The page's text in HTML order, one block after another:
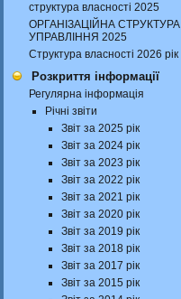
структура власності 2025
ОРГАНІЗАЦІЙНА СТРУКТУРА
УПРАВЛІННЯ 2025
Структура власності 2026 рік
Розкриття інформації
Регулярна інформація
Річні звіти
Звіт за 2025 рік
Звіт за 2024 рік
Звіт за 2023 рік
Звіт за 2022 рік
Звіт за 2021 рік
Звіт за 2020 рік
Звіт за 2019 рік
Звіт за 2018 рік
Звіт за 2017 рік
Звіт за 2015 рік